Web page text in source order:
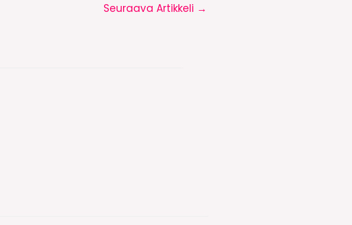
Seuraava Artikkeli →